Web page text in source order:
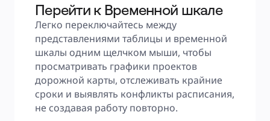
Перейти к Временной шкале
Легко переключайтесь между
представлениями таблицы и временной
шкалы одним щелчком мыши, чтобы
просматривать графики проектов
дорожной карты, отслеживать крайние
сроки и выявлять конфликты расписания,
не создавая работу повторно.